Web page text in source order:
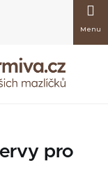
košík
pro